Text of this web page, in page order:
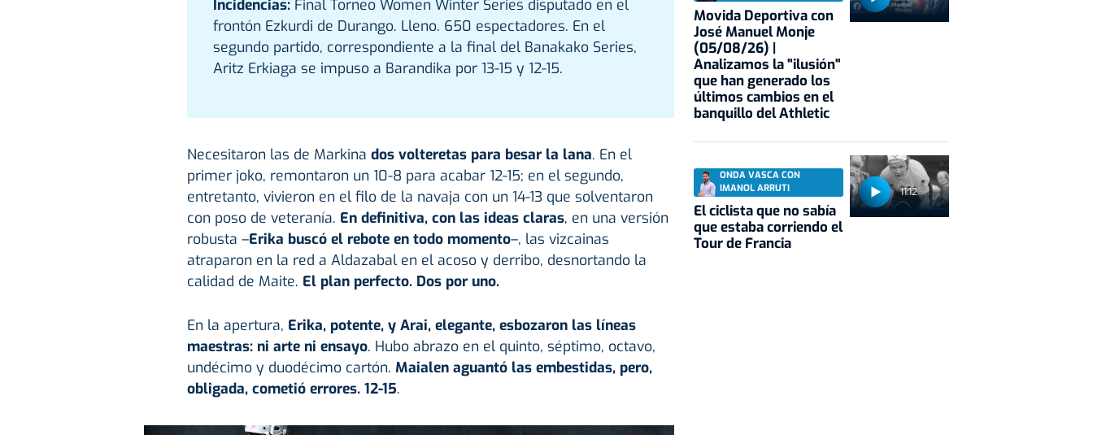
Incidencias: Final Torneo Women Winter Series disputado en el
frontón Ezkurdi de Durango. Lleno. 650 espectadores. En el
segundo partido, correspondiente a la final del Banakako Series,
Aritz Erkiaga se impuso a Barandika por 13-15 y 12-15.
Necesitaron las de Markina dos volteretas para besar la lana. En el
primer joko, remontaron un 10-8 para acabar 12-15; en el segundo,
entretanto, vivieron en el filo de la navaja con un 14-13 que solventaron
con poso de veteranía. En definitiva, con las ideas claras, en una versión
robusta –Erika buscó el rebote en todo momento–, las vizcainas
atraparon en la red a Aldazabal en el acoso y derribo, desnortando la
calidad de Maite. El plan perfecto. Dos por uno.
En la apertura, Erika, potente, y Arai, elegante, esbozaron las líneas
maestras: ni arte ni ensayo. Hubo abrazo en el quinto, séptimo, octavo,
undécimo y duodécimo cartón. Maialen aguantó las embestidas, pero,
obligada, cometió errores. 12-15.
Movida Deportiva con
José Manuel Monje
(05/08/26) |
Analizamos la "ilusión"
que han generado los
últimos cambios en el
banquillo del Athletic
11:12
ONDA VASCA CON
IMANOL ARRUTI
El ciclista que no sabía
que estaba corriendo el
Tour de Francia